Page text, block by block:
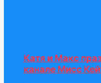
Катя и Макс
канале Мисс